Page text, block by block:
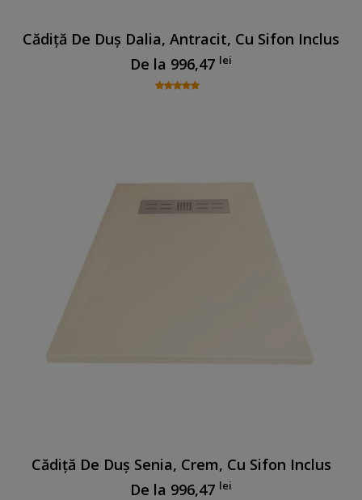
Cădiță De Duș Dalia, Antracit, Cu Sifon Inclus
De la 996,47 lei
Cădiță De Duș Senia, Crem, Cu Sifon Inclus
De la 996,47 lei